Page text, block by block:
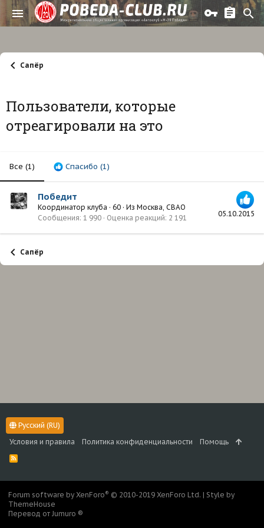
Сапёр
Пользователи, которые
отреагировали на это
Все (1) Спасибо (1)
05.10.2015
Победит
Координатор клуба · 60 · Из Москва, СВАО
Сообщения 1 990 Оценка реакций 2 191
Сапёр
Русский (RU)
Условия и правила
Политика конфиденциальности Помощь
R
S
Forum software by XenForo® © 2010-2019 XenForo Ltd. | Style by
ThemeHouse
Перевод от Jumuro ®